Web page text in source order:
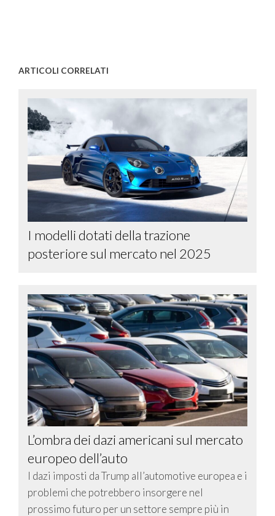
ARTICOLI CORRELATI
I modelli dotati della trazione
posteriore sul mercato nel 2025
L’ombra dei dazi americani sul mercato
europeo dell’auto
I dazi imposti da Trump all’automotive europea e i
problemi che potrebbero insorgere nel
prossimo futuro per un settore sempre più in